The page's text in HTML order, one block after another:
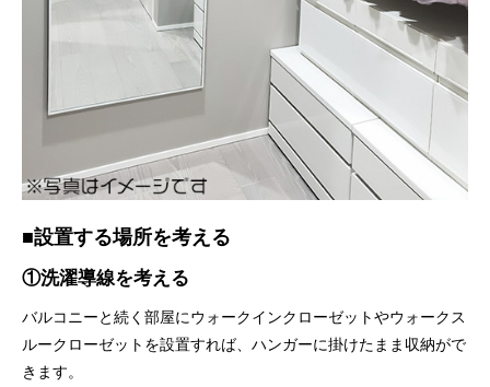
■設置する場所を考える
①洗濯導線を考える
バルコニーと続く部屋にウォークインクローゼットやウォークス
ルークローゼットを設置すれば、ハンガーに掛けたまま収納がで
きます。